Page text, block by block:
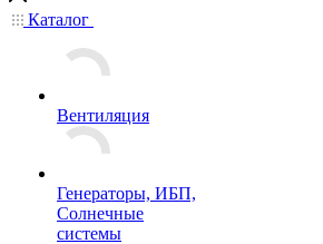
Каталог
Вентиляция
Генераторы, ИБП,
Солнечные
системы